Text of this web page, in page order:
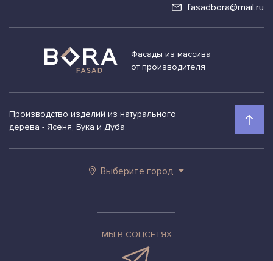
Фасады из массива
от производителя
Производство изделий из натурального
дерева - Ясеня, Бука и Дуба
fasadbora@mail.ru
Выберите город
МЫ В СОЦСЕТЯХ